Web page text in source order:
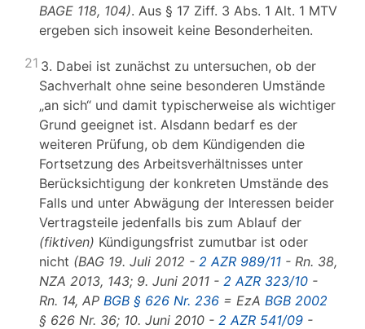
BAGE 118, 104). Aus § 17 Ziff. 3 Abs. 1 Alt. 1 MTV
ergeben sich insoweit keine Besonderheiten.
21 3. Dabei ist zunächst zu untersuchen, ob der
Sachverhalt ohne seine besonderen Umstände
„an sich“ und damit typischerweise als wichtiger
Grund geeignet ist. Alsdann bedarf es der
weiteren Prüfung, ob dem Kündigenden die
Fortsetzung des Arbeitsverhältnisses unter
Berücksichtigung der konkreten Umstände des
Falls und unter Abwägung der Interessen beider
Vertragsteile jedenfalls bis zum Ablauf der
(fiktiven) Kündigungsfrist zumutbar ist oder
nicht (BAG 19. Juli 2012 - 2 AZR 989/11 - Rn. 38,
NZA 2013, 143; 9. Juni 2011 - 2 AZR 323/10 -
Rn. 14, AP BGB § 626 Nr. 236 = EzA BGB 2002
§ 626 Nr. 36; 10. Juni 2010 - 2 AZR 541/09 -